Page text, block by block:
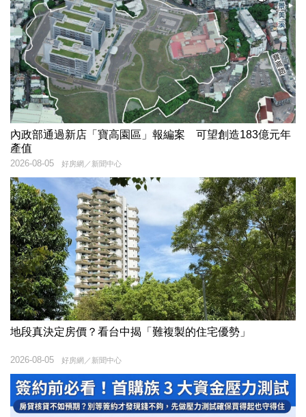
內政部通過新店「寶高園區」報編案 可望創造183億元年
產值
好房網／新聞中心
2026-08-05
地段真決定房價？看台中揭「難複製的住宅優勢」
好房網／新聞中心
2026-08-05